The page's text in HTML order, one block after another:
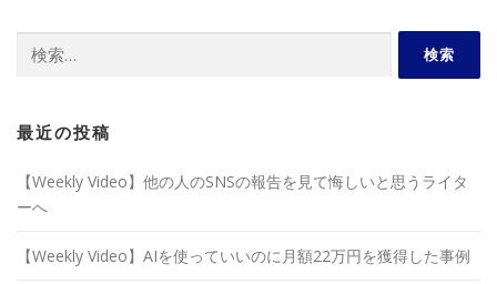
索:
最近の投稿
【Weekly Video】他の人のSNSの報告を見て悔しいと思うライタ
ーへ
【Weekly Video】AIを使っていいのに月額22万円を獲得した事例